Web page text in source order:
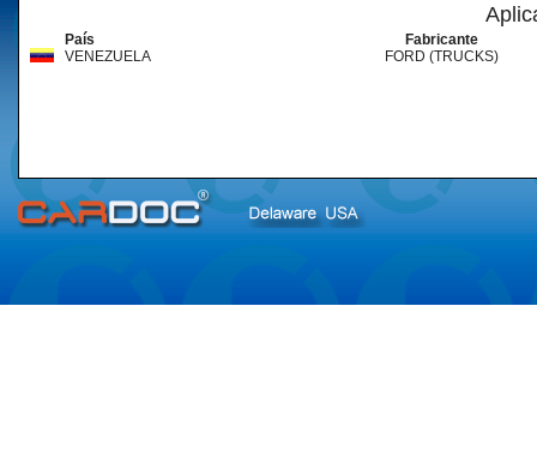
País
Fabricante
VENEZUELA
FORD (TRUCKS)